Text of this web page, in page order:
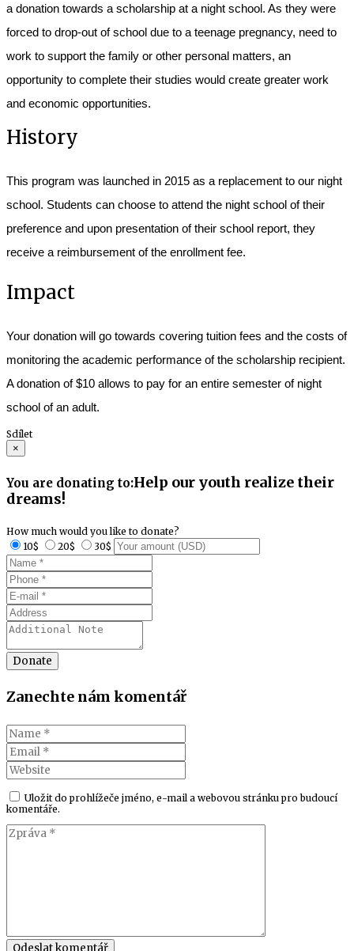
a donation towards a scholarship at a night school. As they were
forced to drop-out of school due to a teenage pregnancy, need to
work to support the family or other personal matters, an
opportunity to complete their studies would create greater work
and economic opportunities.
History
This program was launched in 2015 as a replacement to our night
school. Students can choose to attend the night school of their
preference and upon presentation of their school report, they
receive a reimbursement of the enrollment fee.
Impact
Your donation will go towards covering tuition fees and the costs of
monitoring the academic performance of the scholarship recipient.
A donation of $10 allows to pay for an entire semester of night
school of an adult.
Sdílet
×
You are donating to:Help our youth realize their
dreams!
How much would you like to donate?
10$
20$ 30$
Donate
Zanechte nám komentář
Uložit do prohlížeče jméno, e-mail a webovou stránku pro budoucí
komentáře.